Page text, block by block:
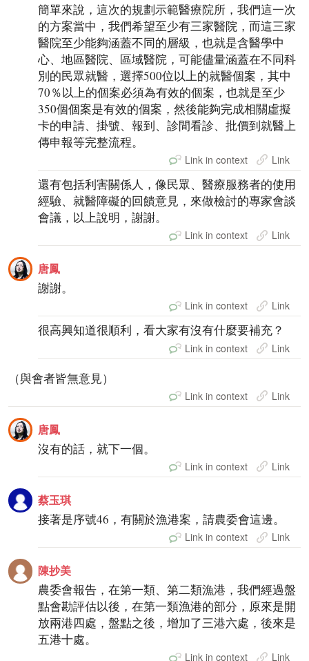
簡單來說，這次的規劃示範醫療院所，我們這一次
的方案當中，我們希望至少有三家醫院，而這三家
醫院至少能夠涵蓋不同的層級，也就是含醫學中
心、地區醫院、區域醫院，可能儘量涵蓋在不同科
別的民眾就醫，選擇500位以上的就醫個案，其中
70％以上的個案必須為有效的個案，也就是至少
350個個案是有效的個案，然後能夠完成相關虛擬
卡的申請、掛號、報到、診間看診、批價到就醫上
傳申報等完整流程。
Link in context Link
還有包括利害關係人，像民眾、醫療服務者的使用
經驗、就醫障礙的回饋意見，來做檢討的專家會談
會議，以上說明，謝謝。
Link in context Link
唐鳳
謝謝。
Link in context Link
很高興知道很順利，看大家有沒有什麼要補充？
Link in context Link
（與會者皆無意見）
Link in context Link
唐鳳
沒有的話，就下一個。
Link in context Link
蔡玉琪
接著是序號46，有關於漁港案，請農委會這邊。
Link in context Link
陳抄美
農委會報告，在第一類、第二類漁港，我們經過盤
點會勘評估以後，在第一類漁港的部分，原來是開
放兩港四處，盤點之後，增加了三港六處，後來是
五港十處。
Link in context Link